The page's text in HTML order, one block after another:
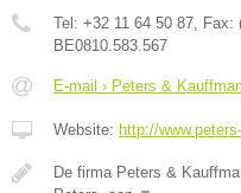
Tel: +32 11 64 50 87 , Fax:
BE0810.583.567
E-mail › Peters &
Website: http://
De firma Peters &